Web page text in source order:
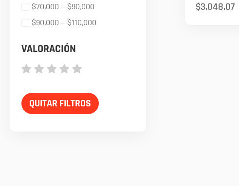
$70,000 — $90,000
$90,000 — $110,000
VALORACIÓN
QUITAR FILTROS
$3,048.07